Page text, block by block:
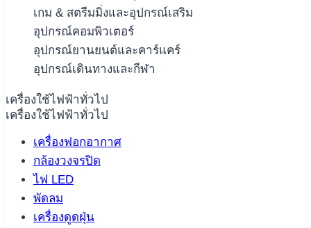
เกม & สตรีมมิ่งและอุปกรณ์เสริม
อุปกรณ์คอมพิวเตอร์
อุปกรณ์ยานยนต์และคาร์แคร์
อุปกรณ์เดินทางและกีฬา
เครื่องใช้ไฟฟ้าทั่วไป
เครื่องใช้ไฟฟ้าทั่วไป
เครื่องฟอกอากาศ
กล้องวงจรปิด
ไฟ LED
พัดลม
เครื่องดูดฝุ่น